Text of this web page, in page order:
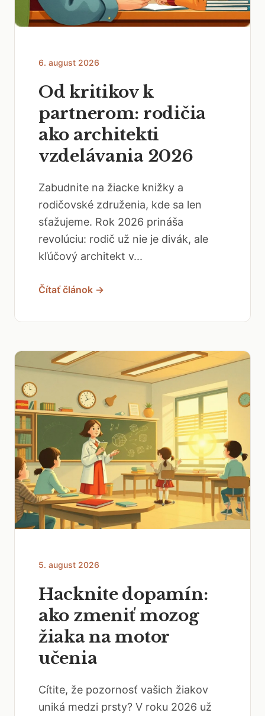
6. august 2026
Od kritikov k
partnerom: rodičia
ako architekti
vzdelávania 2026
Zabudnite na žiacke knižky a
rodičovské združenia, kde sa len
sťažujeme. Rok 2026 prináša
revolúciu: rodič už nie je divák, ale
kľúčový architekt v...
Čítať článok →
5. august 2026
Hacknite dopamín:
ako zmeniť mozog
žiaka na motor
učenia
Cítite, že pozornosť vašich žiakov
uniká medzi prsty? V roku 2026 už